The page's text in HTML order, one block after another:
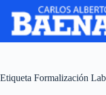
Etiqueta Formalización